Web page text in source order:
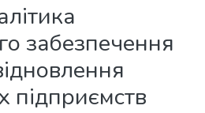
забезпечення
підприємств